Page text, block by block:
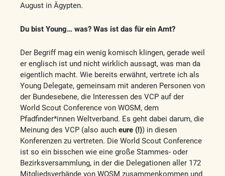
August in Ägypten.
Du bist Young… was? Was ist das für ein Amt?
Der Begriff mag ein wenig komisch klingen, gerade weil
er englisch ist und nicht wirklich aussagt, was man da
eigentlich macht. Wie bereits erwähnt, vertrete ich als
Young Delegate, gemeinsam mit anderen Personen von
der Bundesebene, die Interessen des VCP auf der
World Scout Conference von WOSM, dem
Pfadfinder*innen Weltverband. Es geht dabei darum, die
Meinung des VCP (also auch eure (!)) in diesen
Konferenzen zu vertreten. Die World Scout Conference
ist so ein bisschen wie eine große Stammes- oder
Bezirksversammlung, in der die Delegationen aller 172
Mitgliedsverbände von WOSM zusammenkommen und